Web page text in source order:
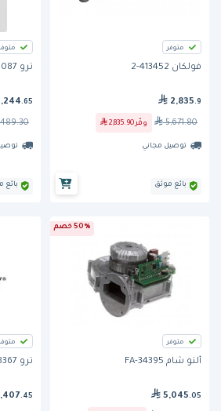
متوفر
فولكان 413452-2
2,835 .9
5,671.80 وفّر 2,835.90
توصيل مجاني
بائع موثق
متوفر
ترو 943087
.65
بائع
50% خصم
متوفر
ألتو شام FA-34395
5,045 .05
متوفر
ترو 968367
.45